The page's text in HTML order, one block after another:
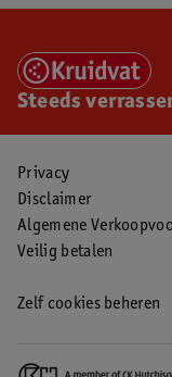
Steeds
Privacy
Disclaimer
Algemene
Veilig betalen
Zelf cookies beheren